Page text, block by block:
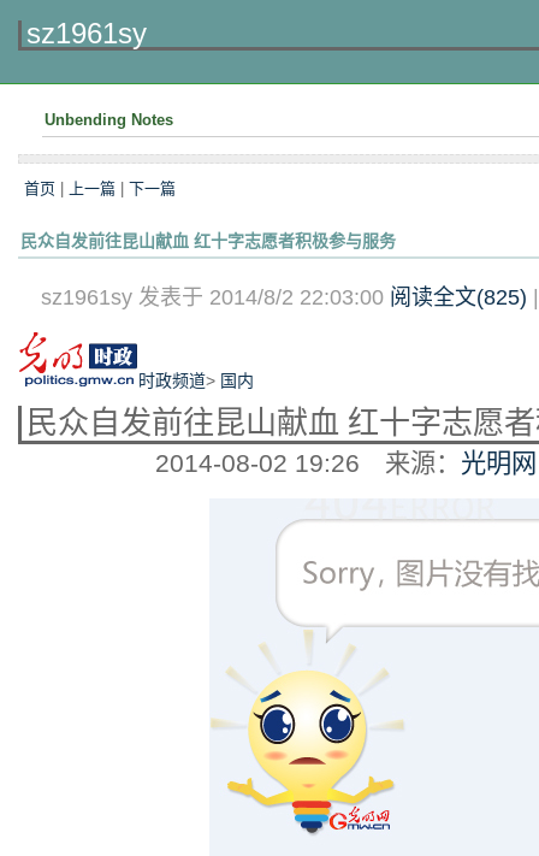
sz1961sy
Unbending Notes
首页 上一篇 下一篇
民众自发前往昆山献血 红十字志愿者积极参与服务
sz1961sy 发表于 2014/8/2 22:03:00 阅读全文(825)
时政频道> 国内
民众自发前往昆山献血 红十字志愿
2014-08-02 19:26 来源： 光明网